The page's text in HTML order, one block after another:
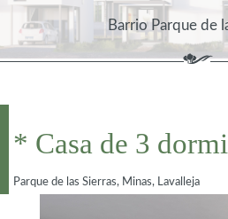
Barrio Parque de
* Casa de 3
Parque de las Sierras, Minas, Lavalleja